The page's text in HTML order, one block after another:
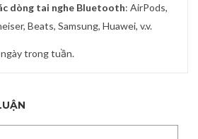
dòng tai nghe Bluetooth: AirPods,
Beats, Samsung, Huawei, v.v.
trong tuần.